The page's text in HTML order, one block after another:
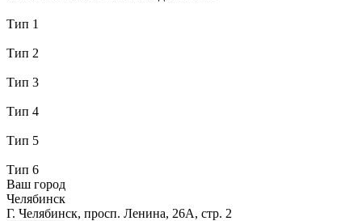
Тип 1
Тип 2
Тип 3
Тип 4
Тип 5
Тип 6
Ваш город
Челябинск
Г. Челябинск, просп. Ленина, 26А, стр. 2